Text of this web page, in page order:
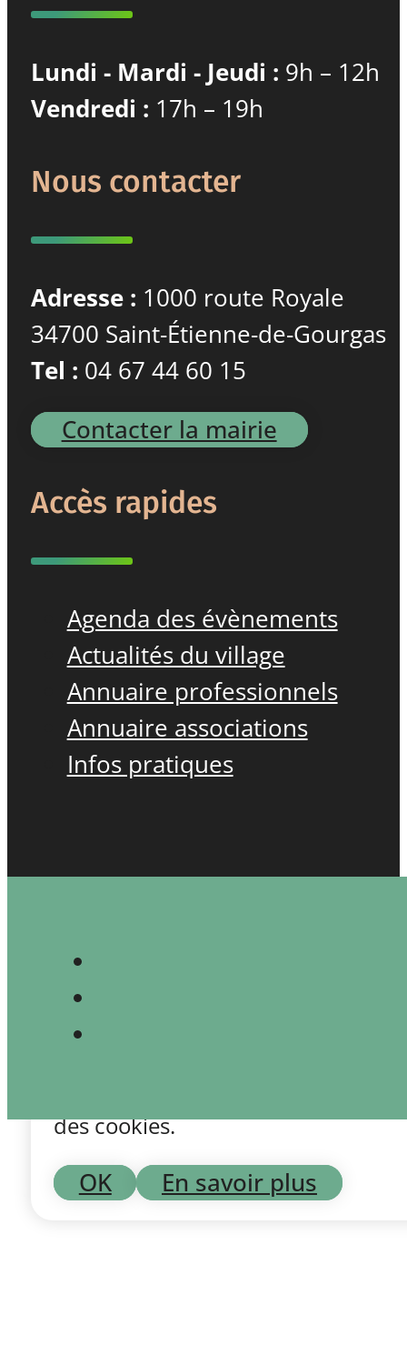
Lundi - Mardi - Jeudi : 9h – 12h
Vendredi : 17h – 19h
Nous contacter
Adresse : 1000 route Royale
34700 Saint-Étienne-de-Gourgas
Tel : 04 67 44 60 15
Contacter la mairie
Accès rapides
Agenda des évènements
Actualités du village
Annuaire professionnels
Annuaire associations
Infos pratiques
des cookies.
OK En savoir plus